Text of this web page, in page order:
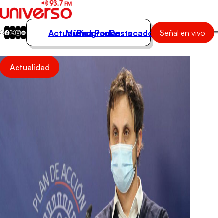
Actualidad
Música
Actualidad
Música
Programas
Podcasts
Destacados Señal en vivo
Actualidad